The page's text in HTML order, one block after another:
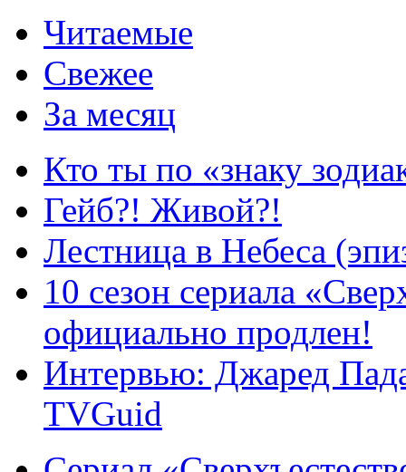
Читаемые
Свежее
За месяц
Кто ты по «знаку
Гейб?! Живой?!
Лестница в Небеса
10 сезон сериала
официально продлен!
Интервью: Джаред
TVGuid